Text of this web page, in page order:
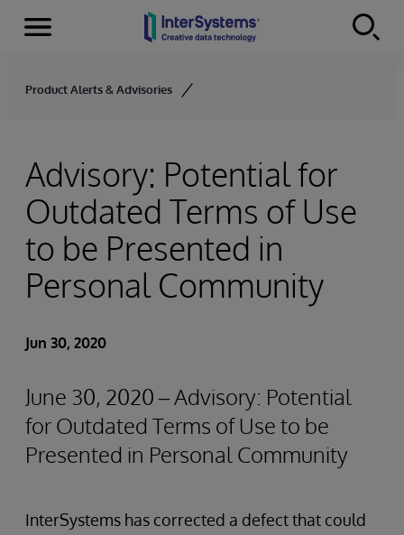
Skip to content
Menu
Product Alerts & Advisories
Advisory: Potential for
Outdated Terms of Use
to be Presented in
Personal Community
Jun 30, 2020
June 30, 2020 – Advisory: Potential
for Outdated Terms of Use to be
Presented in Personal Community
InterSystems has corrected a defect that could